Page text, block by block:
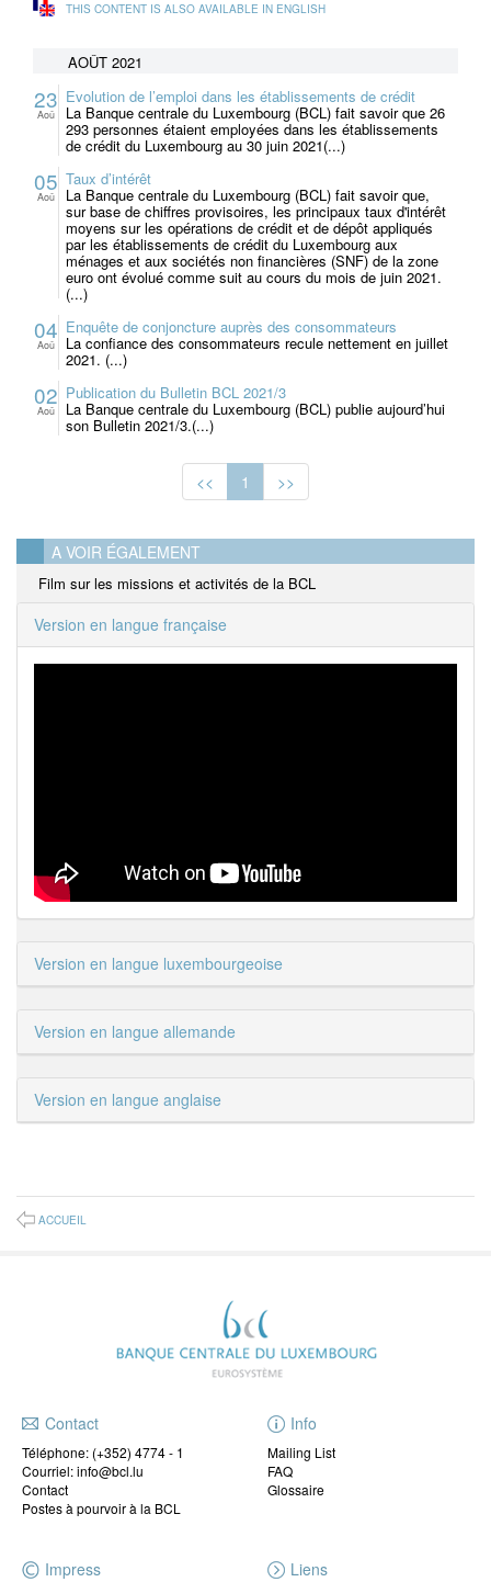
THIS CONTENT IS ALSO AVAILABLE IN ENGLISH
AOÛT 2021
23
Aoû
Evolution de l’emploi dans les établissements de crédit
La Banque centrale du Luxembourg (BCL) fait savoir que 26
293 personnes étaient employées dans les établissements
de crédit du Luxembourg au 30 juin 2021(...)
05
Aoû
Taux d’intérêt
La Banque centrale du Luxembourg (BCL) fait savoir que,
sur base de chiffres provisoires, les principaux taux d'intérêt
moyens sur les opérations de crédit et de dépôt appliqués
par les établissements de crédit du Luxembourg aux
ménages et aux sociétés non financières (SNF) de la zone
euro ont évolué comme suit au cours du mois de juin 2021.
(...)
04
Aoû
Enquête de conjoncture auprès des consommateurs
La confiance des consommateurs recule nettement en juillet
2021. (...)
02
Aoû
Publication du Bulletin BCL 2021/3
La Banque centrale du Luxembourg (BCL) publie aujourd’hui
son Bulletin 2021/3.(...)
<< 1 >>
A VOIR ÉGALEMENT
Film sur les missions et activités de la BCL
Version en langue française
Version en langue luxembourgeoise
Version en langue allemande
Version en langue anglaise
ACCUEIL
Contact
Téléphone: (+352) 4774 - 1
Courriel: info@bcl.lu
Contact
Postes à pourvoir à la BCL
Info
Mailing List
FAQ
Glossaire
Impress Liens